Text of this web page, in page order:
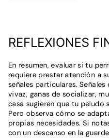
REFLEXIONES
En resumen, evaluar si tu
requiere prestar atención a
señales particulares.
vivaz, ganas de socializar,
casa sugieren que tu peludo
Pero observa cómo se
propias necesidades. Si
con un descanso en la